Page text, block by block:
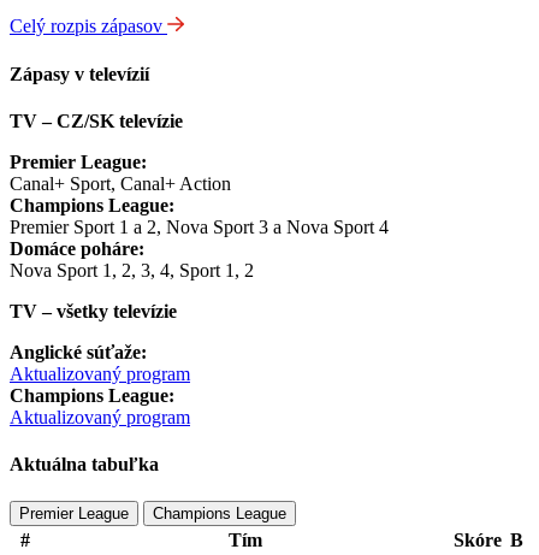
Celý rozpis zápasov
Zápasy v televízií
TV – CZ/SK televízie
Premier League:
Canal+ Sport, Canal+ Action
Champions League:
Premier Sport 1 a 2, Nova Sport 3 a Nova Sport 4
Domáce poháre:
Nova Sport 1, 2, 3, 4, Sport 1, 2
TV – všetky televízie
Anglické súťaže:
Aktualizovaný program
Champions League:
Aktualizovaný program
Aktuálna tabuľka
Premier League Champions League
# Tím Skóre B